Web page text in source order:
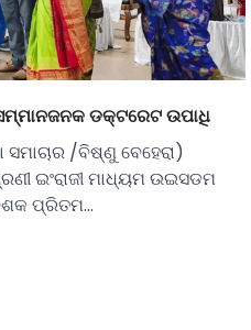
ଡକ୍ଟରେଟ ଉପାଧି
/ବିଷ୍ଣୁ ବେହେରା)
ଇଂରାଜୀ ମାଧ୍ୟମ ଉଇସଡମ
ପ୍ରିତମ…